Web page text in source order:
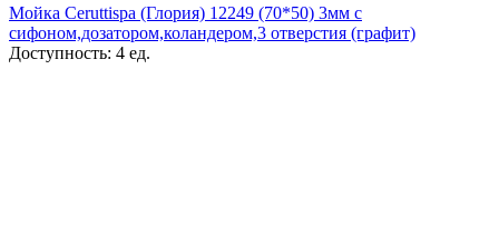
Мойка Ceruttispa (Глория) 12249 (70*50) 3мм с
сифоном,дозатором,коландером,3 отверстия (графит)
Доступность: 4 ед.